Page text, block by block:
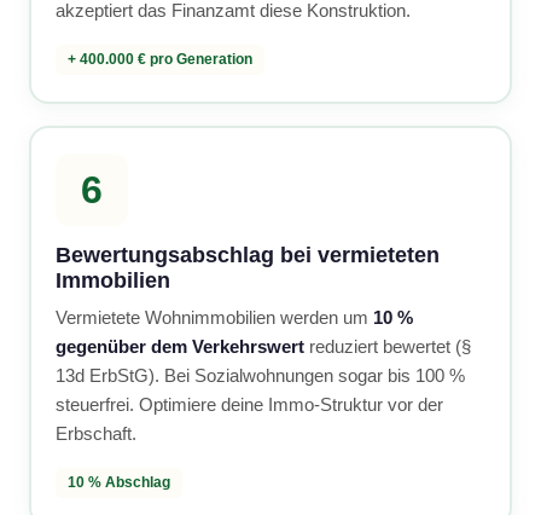
akzeptiert das Finanzamt diese Konstruktion.
+ 400.000 € pro Generation
6
Bewertungsabschlag bei vermieteten
Immobilien
Vermietete Wohnimmobilien werden um 10 %
gegenüber dem Verkehrswertreduziert bewertet (§
13d ErbStG). Bei Sozialwohnungen sogar bis 100 %
steuerfrei. Optimiere deine Immo-Struktur vor der
Erbschaft.
10 % Abschlag